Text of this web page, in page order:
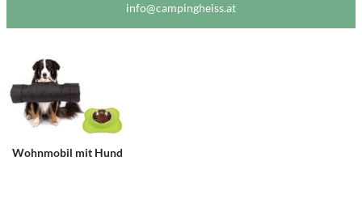
info@campingheiss.at
Wohnmobil mit Hund